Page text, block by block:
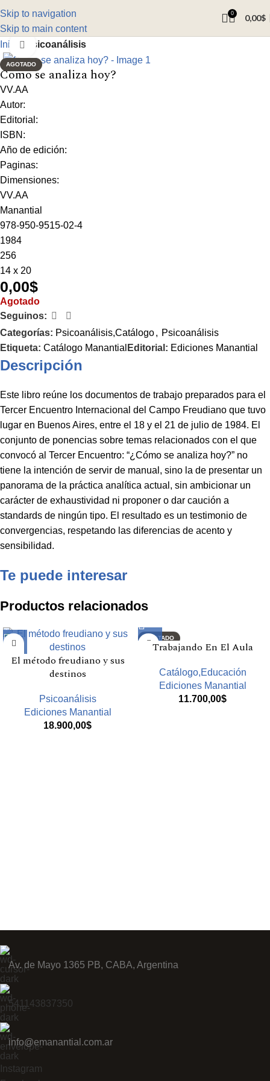
Skip to navigation
Skip to main content
0 0,00$
Inicio Psicoanálisis
AGOTADO
Click to enlarge
Como se analiza hoy?
VV.AA
Autor:
Editorial:
ISBN:
Año de edición:
Paginas:
Dimensiones:
VV.AA
Manantial
978-950-9515-02-4
1984
256
14 x 20
0,00$
Agotado
Seguinos:
Categorías: Psicoanálisis,Catálogo, Psicoanálisis
Etiqueta: Catálogo Manantial Editorial: Ediciones Manantial
Descripción
Este libro reúne los documentos de trabajo preparados para el
Tercer Encuentro Internacional del Campo Freudiano que tuvo
lugar en Buenos Aires, entre el 18 y el 21 de julio de 1984. El
conjunto de ponencias sobre temas relacionados con el que
convocó al Tercer Encuentro: “¿Cómo se analiza hoy?” no
tiene la intención de servir de manual, sino la de presentar un
panorama de la práctica analítica actual, sin ambicionar un
carácter de exhaustividad ni proponer o dar caución a
standards de ningún tipo. El resultado es un testimonio de
convergencias, respetando las diferencias de acento y
sensibilidad.
Te puede interesar
Productos relacionados
El método freudiano y sus
destinos
Psicoanálisis
Ediciones Manantial
18.900,00$
AGOTADO
Trabajando En El Aula
Catálogo,Educación
Ediciones Manantial
11.700,00$
Av. de Mayo 1365 PB, CABA, Argentina
541143837350
info@emanantial.com.ar
Instagram